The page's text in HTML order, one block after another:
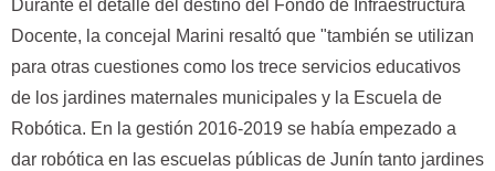
Durante el detalle del destino del Fondo de Infraestructura
Docente, la concejal Marini resaltó que "también se utilizan
para otras cuestiones como los trece servicios educativos
de los jardines maternales municipales y la Escuela de
Robótica. En la gestión 2016-2019 se había empezado a
dar robótica en las escuelas públicas de Junín tanto jardines